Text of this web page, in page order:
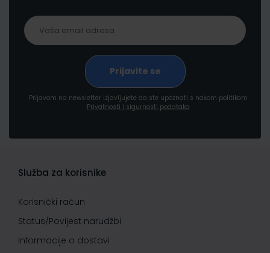
Prijavom na newsletter izjavljujete da ste upoznati s našom politikom
Privatnosti i sigurnosti podataka
Služba za korisnike
Korisnički račun
Status/Povijest narudžbi
Informacije o dostavi